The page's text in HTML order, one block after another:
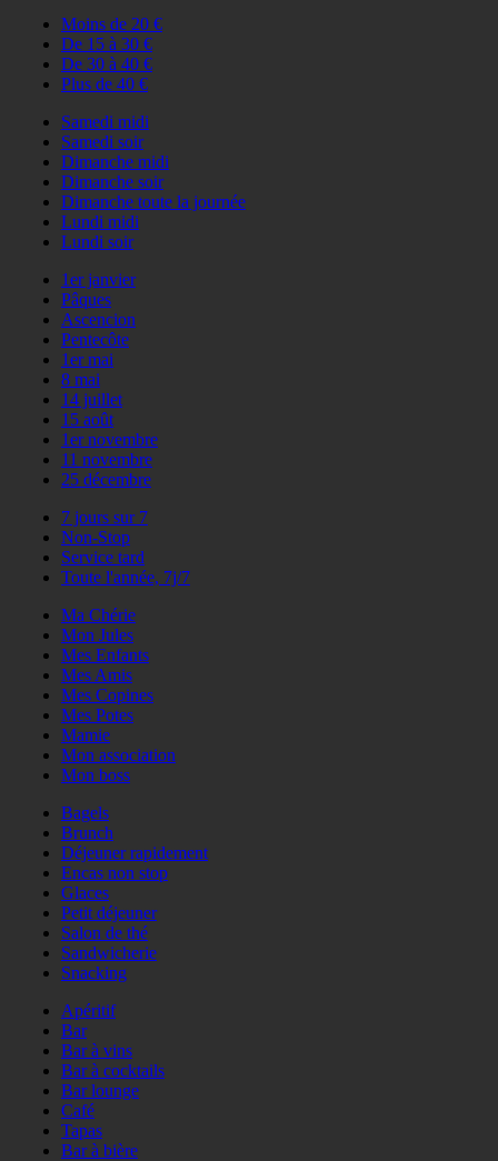
Moins de 20 €
De 15 à 30 €
De 30 à 40 €
Plus de 40 €
Samedi midi
Samedi soir
Dimanche midi
Dimanche soir
Dimanche toute la journée
Lundi midi
Lundi soir
1er janvier
Pâques
Ascencion
Pentecôte
1er mai
8 mai
14 juillet
15 août
1er novembre
11 novembre
25 décembre
7 jours sur 7
Non-Stop
Service tard
Toute l'année, 7j/7
Ma Chérie
Mon Jules
Mes Enfants
Mes Amis
Mes Copines
Mes Potes
Mamie
Mon association
Mon boss
Bagels
Brunch
Déjeuner rapidement
Encas non stop
Glaces
Petit déjeuner
Salon de thé
Sandwicherie
Snacking
Apéritif
Bar
Bar à vins
Bar à cocktails
Bar lounge
Café
Tapas
Bar à bière